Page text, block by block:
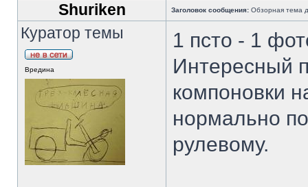
Shuriken Заголовок сообщения: Обзорная тема
Куратор темы
Вредина
1 псто - 1
Интересный
компоновки
нормально
рулевому.